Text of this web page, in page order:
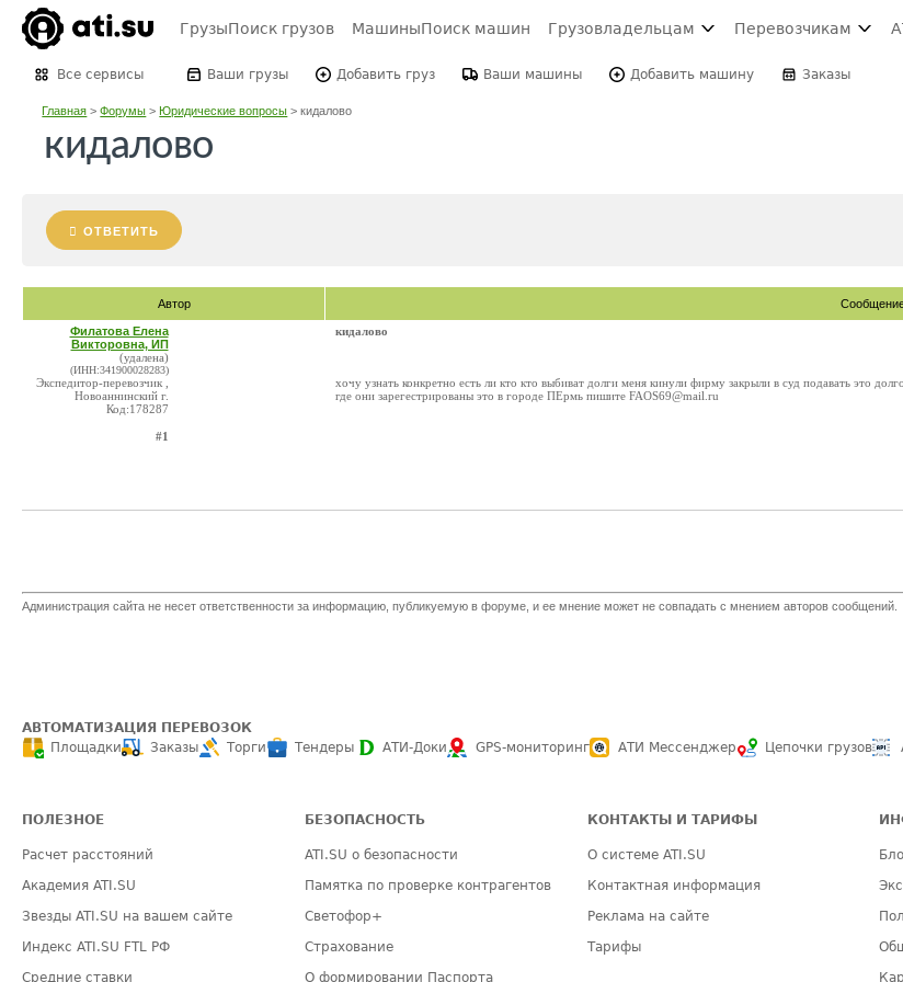
ГрузыПоиск грузов МашиныПоиск машин Грузовладельцам Перевозчикам
Все сервисы Ваши грузы Добавить груз Ваши машины Добавить машину Заказы
Главная >Форумы >Юридические вопросы >кидалово
кидалово
ОТВЕТИТЬ
Автор
Филатова Елена
Викторовна, ИП
(удалена)
(ИНН:341900028283)
Экспедитор-перевозчик ,
Новоаннинский г.
Код:178287
#1
кидалово
хочу узнать конкретно есть ли кто кто выбиват долги меня кинули фирму закрыли в суд подавать это
где они зарегестрированы это в городе ПЕрмь пишите FAOS69@mail.ru
Администрация сайта не несет ответственности за информацию, публикуемую в форуме, и ее мнение может не совпадать с мнением авторов сообщений.
АВТОМАТИЗАЦИЯ ПЕРЕВОЗОК
Площадки
Заказы Торги Тендеры АТИ-Доки GPS-мониторинг АТИ Мессенджер Цепочки грузов
ПОЛЕЗНОЕ
Расчет расстояний
Академия ATI.SU
Звезды ATI.SU на вашем сайте
Индекс ATI.SU FTL РФ
Средние ставки
БЕЗОПАСНОСТЬ
ATI.SU о безопасности
Памятка по проверке контрагентов
Светофор+
Страхование
О формировании Паспорта
КОНТАКТЫ И ТАРИФЫ
О системе ATI.SU
Контактная информация
Реклама на сайте
Тарифы